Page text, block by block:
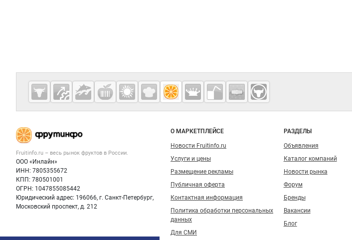
Дополнительная информация
Cсылки на полезные проекты
Fruitinfo.ru
— рынок
фруктов
Важные разделы и контакты
Fruitinfo.ru – весь рынок фруктов в России.
ООО «Инлайн»
ИНН: 7805355672
КПП: 780501001
ОГРН: 1047855085442
Юридический адрес: 196066, г. Санкт-Петербург,
Московский проспект, д. 212
Навигация по сайту
О МАРКЕТПЛЕЙСЕ
Новости Fruitinfo.ru
Услуги и цены
Размещение рекламы
Публичная оферта
Контактная информация
Политика обработки персональных
данных
Для СМИ
РАЗДЕЛЫ
Объявления
Каталог компаний
Новости рынка
Форум
Бренды
Вакансии
Блог